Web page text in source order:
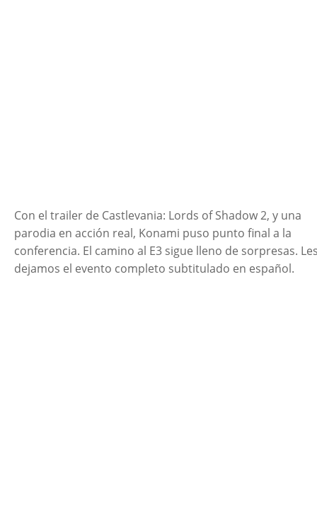
Con el trailer de Castlevania: Lords of Shadow 2, y una
parodia en acción real, Konami puso punto final a la
conferencia. El camino al E3 sigue lleno de sorpresas.
dejamos el evento completo subtitulado en español.